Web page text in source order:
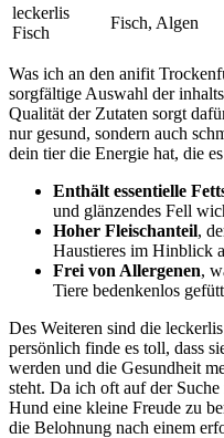
leckerlis
Fisch
Fisch, Algen
Was ich⁤ an ‌den anifit
sorgfältige⁣ Auswahl der
Qualität der Zutaten sorgt
nur gesund, sondern auch
dein tier die Energie hat,⁣ die
Enthält essentielle
und ⁤glänzendes Fell
Hoher Fleischanteil,
Haustieres ‍im Hinblick
Frei von Allergenen,
Tiere ​bedenkenlos
Des Weiteren sind ‍die
persönlich finde es toll, dass
werden und die Gesundheit
steht. Da ich oft ⁤auf der
⁣Hund eine kleine Freude zu
die Belohnung nach‍ einem